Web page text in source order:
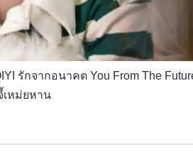
รักจากอนาคต You From The
หม่ยหาน